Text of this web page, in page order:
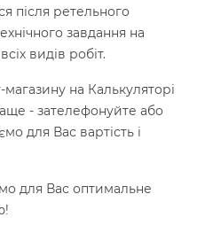
після ретельного
завдання на
видів робіт.
на Калькуляторі
- зателефонуйте або
для Вас вартість і
для Вас оптимальне